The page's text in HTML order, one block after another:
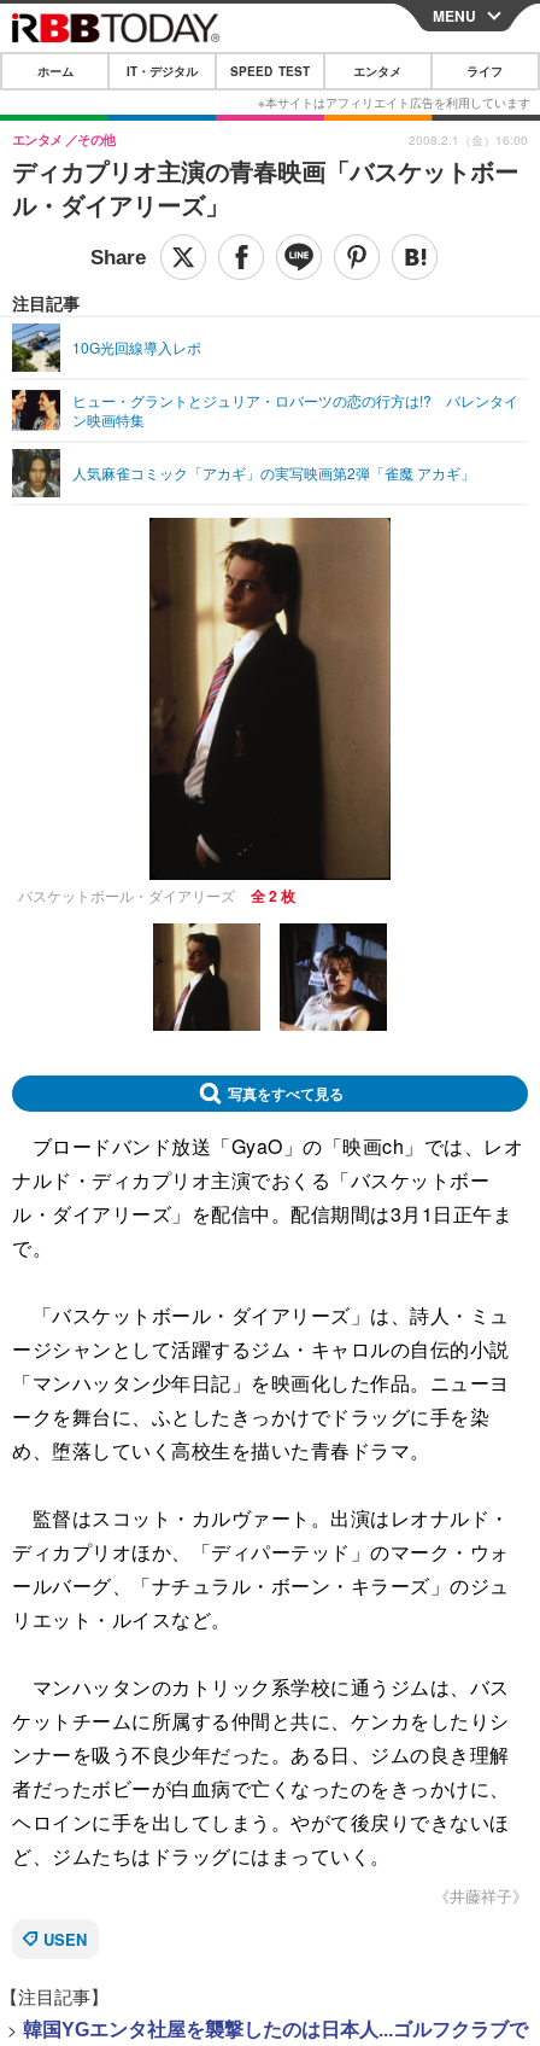
CLOSE
ホーム
IT・デジタル
IT・デジタルTOP スマートフォン
ショッピング その他
SPEED TEST
エンタメTOP 映画・ドラマ
グラビア
ショッピング その他
ライフTOP
その他
リリース一覧
プッシュ通知の停止方法
MENU
ホーム IT・デジタル SPEED TEST エンタメ ライフ
ディカプリオ主演の青春映画「バスケットボー
ル・ダイアリーズ」
エンタメ その他
注目記事
10G光回線導入レポ
ヒュー・グラントとジュリア・ロバーツの恋の行方は!? バレンタイ
ン映画特集
人気麻雀コミック「アカギ」の実写映画第2弾「雀魔 アカギ」
2008.2.1（金）16:00
バスケットボール・ダイアリーズ 全 2 枚
写真をすべて見る
ブロードバンド放送「GyaO」の「映画ch」では、レオ
ナルド・ディカプリオ主演でおくる「バスケットボー
ル・ダイアリーズ」を配信中。配信期間は3月1日正午ま
で。
「バスケットボール・ダイアリーズ」は、詩人・ミュ
ージシャンとして活躍するジム・キャロルの自伝的小説
「マンハッタン少年日記」を映画化した作品。ニューヨ
ークを舞台に、ふとしたきっかけでドラッグに手を染
め、堕落していく高校生を描いた青春ドラマ。
監督はスコット・カルヴァート。出演はレオナルド・
ディカプリオほか、「ディパーテッド」のマーク・ウォ
ールバーグ、「ナチュラル・ボーン・キラーズ」のジュ
リエット・ルイスなど。
マンハッタンのカトリック系学校に通うジムは、バス
ケットチームに所属する仲間と共に、ケンカをしたりシ
ンナーを吸う不良少年だった。ある日、ジムの良き理解
者だったボビーが白血病で亡くなったのをきっかけに、
ヘロインに手を出してしまう。やがて後戻りできないほ
ど、ジムたちはドラッグにはまっていく。
《井藤祥子》
USEN
【注目記事】
> 韓国YGエンタ社屋を襲撃したのは日本人...ゴルフクラブで